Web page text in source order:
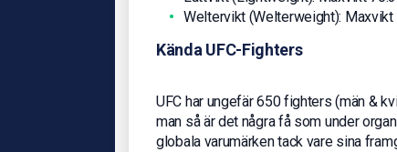
Weltervikt (Welterweight): Maxvikt
Kända UFC-Fighters
UFC har ungefär 650 fighters (män &
man så är det några få som under
globala varumärken tack vare sina